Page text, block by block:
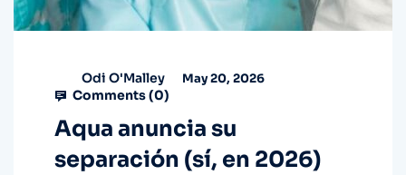
Odi O'Malley May 20, 2026
Comments (0)
Aqua anuncia su
separación (sí, en 2026)